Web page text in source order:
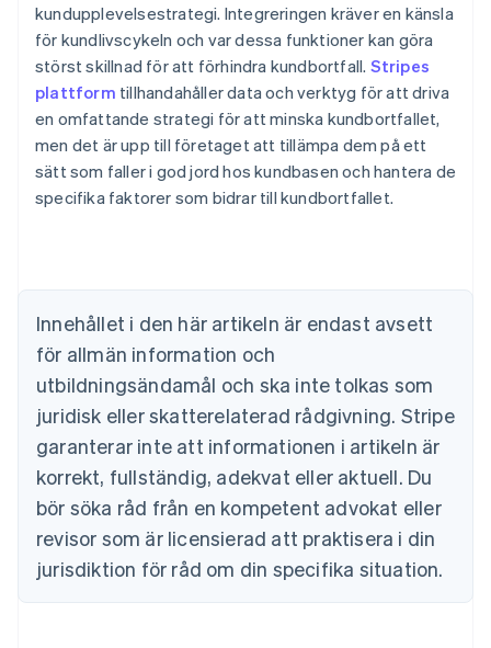
kundupplevelsestrategi. Integreringen kräver en känsla
för kundlivscykeln och var dessa funktioner kan göra
störst skillnad för att förhindra kundbortfall. Stripes
plattform tillhandahåller data och verktyg för att driva
en omfattande strategi för att minska kundbortfallet,
men det är upp till företaget att tillämpa dem på ett
sätt som faller i god jord hos kundbasen och hantera de
specifika faktorer som bidrar till kundbortfallet.
Innehållet i den här artikeln är endast avsett
för allmän information och
utbildningsändamål och ska inte tolkas som
juridisk eller skatterelaterad rådgivning. Stripe
garanterar inte att informationen i artikeln är
korrekt, fullständig, adekvat eller aktuell. Du
bör söka råd från en kompetent advokat eller
revisor som är licensierad att praktisera i din
jurisdiktion för råd om din specifika situation.
Brasilien
Bulgarien
English
Cypern
English
Danmark
English
English
Fastlandskina
简体中文 English
Finland
EnglishSvenska